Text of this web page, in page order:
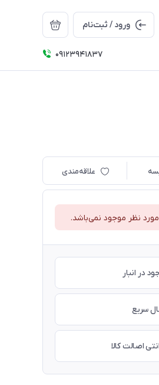
ورود / ثبت‌نام
09123941837
علاقه‌مندی
نظر موجود نمی‌باشد.
در انبار
سریع
اصالت کالا